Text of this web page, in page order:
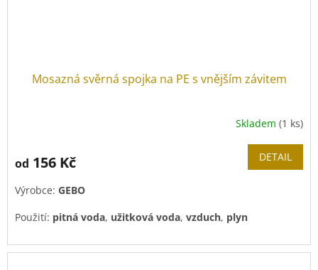
Mosazná svěrná spojka na PE s vnějším závitem
Skladem (1 ks)
od 156 Kč DETAIL
Výrobce: GEBO
Použití: pitná voda, užitková voda, vzduch, plyn